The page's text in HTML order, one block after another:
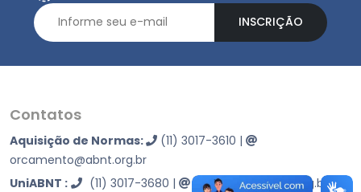
INSCRIÇÃO
Contatos
Aquisição de Normas: (11) 3017-3610 |
orcamento@abnt.org.br
UniABNT :
(11) 3017-3680 |
educacao@abnt.org.br